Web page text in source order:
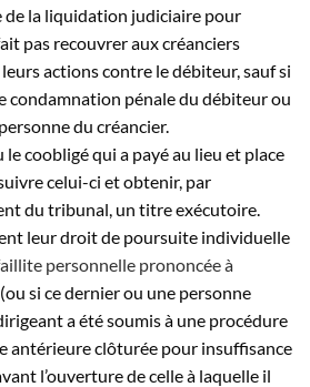
de la liquidation judiciaire pour
pas recouvrer aux créanciers
actions contre le débiteur, sauf si
condamnation pénale du débiteur ou
du créancier.
coobligé qui a payé au lieu et place
celui-ci et obtenir, par
du tribunal, un titre exécutoire.
leur droit de poursuite individuelle
personnelle prononcée à
(ou si ce dernier ou une personne
a été soumis à une procédure
antérieure clôturée pour insuffisance
l’ouverture de celle à laquelle il